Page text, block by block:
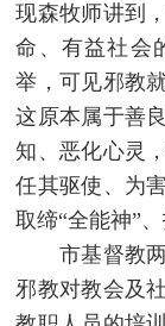
现森牧师讲到
命、有益社会
举，可见邪教
这原本属于善
知、恶化心灵
任其驱使、为
取缔“全能神”
市基督教两
邪教对教会及